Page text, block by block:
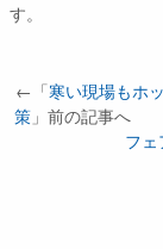
す。
←「寒い現場もホ
策 」前の記事へ
フェ